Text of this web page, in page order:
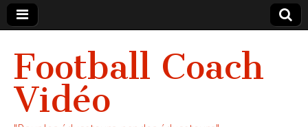
Football Coach
Vidéo